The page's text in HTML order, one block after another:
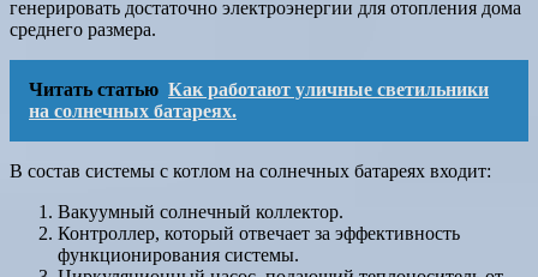
генерировать достаточно электроэнергии для отопления дома
среднего размера.
Читать статью Как работают уличные светильники
на солнечных батареях.
В состав системы с котлом на солнечных батареях входит:
Вакуумный солнечный коллектор.
Контроллер, который отвечает за эффективность
функционирования системы.